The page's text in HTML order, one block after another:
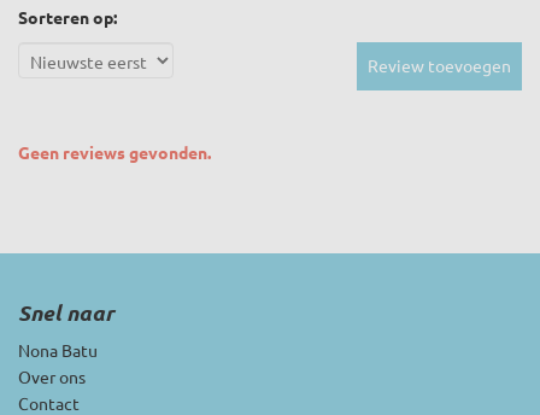
Sorteren op:
Review toevoegen
Geen reviews gevonden.
Snel naar
Nona Batu
Over ons
Contact